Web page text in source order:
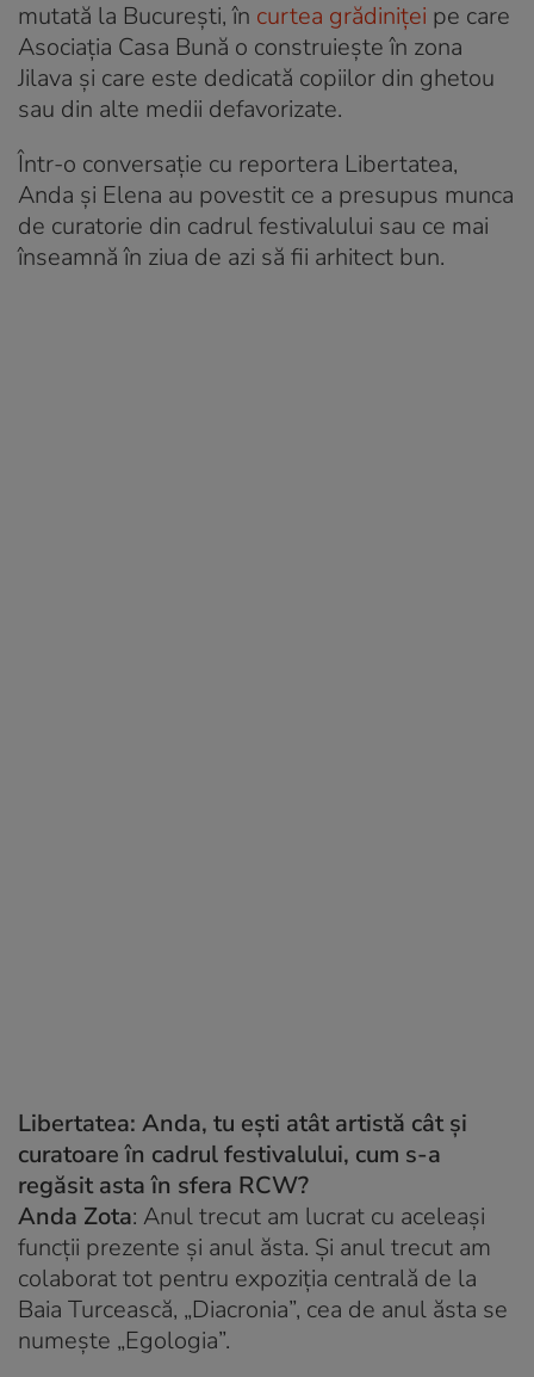
mutată la București, în curtea grădiniței pe care
Asociația Casa Bună o construiește în zona
Jilava și care este dedicată copiilor din ghetou
sau din alte medii defavorizate.
Într-o conversație cu reportera Libertatea,
Anda și Elena au povestit ce a presupus munca
de curatorie din cadrul festivalului sau ce mai
înseamnă în ziua de azi să fii arhitect bun.
Libertatea: Anda, tu ești atât artistă cât și
curatoare în cadrul festivalului, cum s-a
regăsit asta în sfera RCW?
Anda Zota: Anul trecut am lucrat cu aceleași
funcții prezente și anul ăsta. Și anul trecut am
colaborat tot pentru expoziția centrală de la
Baia Turcească, „Diacronia”, cea de anul ăsta se
numește „Egologia”.